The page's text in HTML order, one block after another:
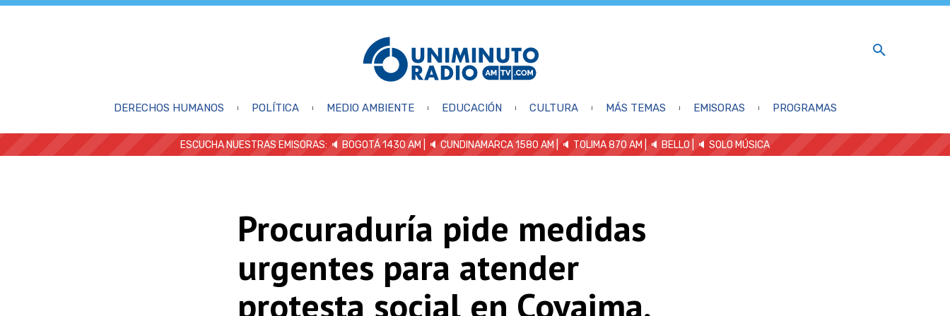
DERECHOS HUMANOS POLÍTICA MEDIO AMBIENTE EDUCACIÓN CULTURA MÁS TEMAS EMISORAS PROGRAMAS
ESCUCHA NUESTRAS EMISORAS: 🔈 BOGOTÁ 1430 AM | 🔈 CUNDINAMARCA 1580 AM | 🔈 TOLIMA 870 AM | 🔈 BELLO 🔈 SOLO MÚSICA
Procuraduría pide medidas
urgentes para atender
protesta social en Coyaima,